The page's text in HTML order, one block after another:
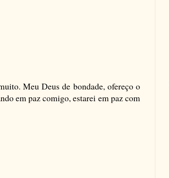
Meu Deus de bondade, ofereço o
em paz comigo, estarei em paz com